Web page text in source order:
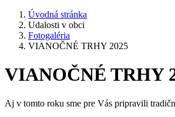
Úvodná stránka
Udalosti v obci
Fotogaléria
VIANOČNÉ TRHY 2025
VIANOČNÉ TRHY
Aj v tomto roku sme pre Vás pripravili